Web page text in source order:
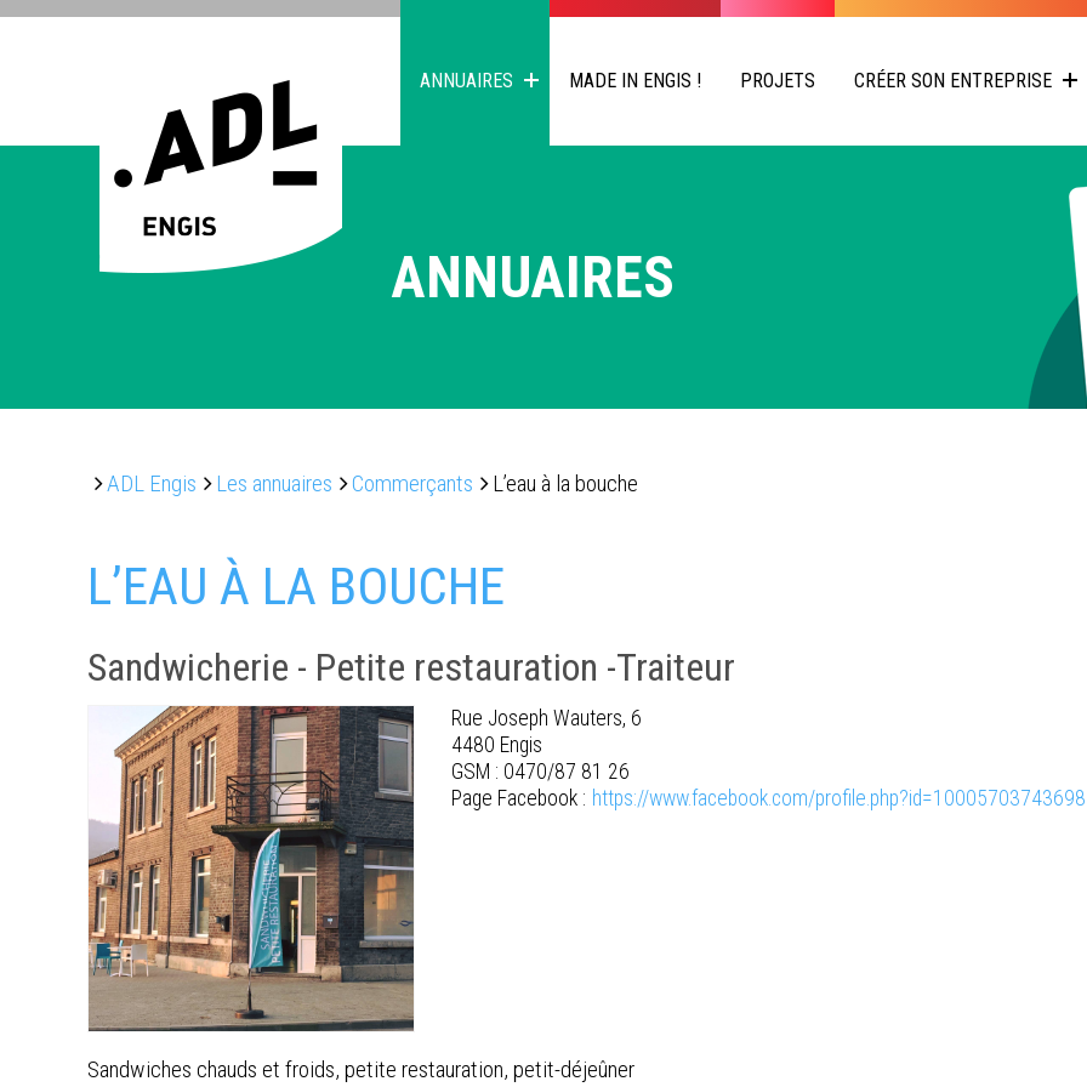
ANNUAIRES MADE IN ENGIS ! PROJETS CRÉER SON ENTREPRISE
ANNUAIRES
ADL Engis Les annuaires Commerçants L’eau à la bouche
L’EAU À LA BOUCHE
Sandwicherie - Petite restauration -Traiteur
Rue Joseph Wauters, 6
4480 Engis
GSM : 0470/87 81 26
Page Facebook : https://www.facebook.com/
Sandwiches chauds et froids, petite restauration, petit-déjeûner